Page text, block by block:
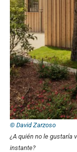
© David Zarzoso
¿A quién no le gustaría
instante?